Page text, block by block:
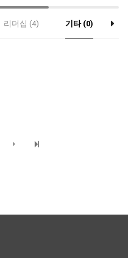
리더십 (4) 기타 (0)